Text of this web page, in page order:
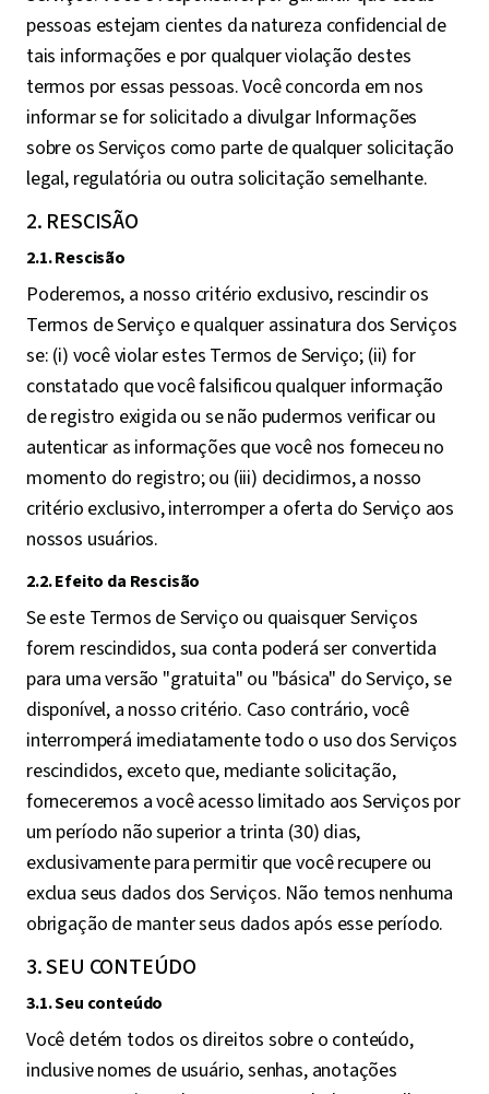
pessoas estejam cientes da natureza confidencial de
tais informações e por qualquer violação destes
termos por essas pessoas. Você concorda em nos
informar se for solicitado a divulgar Informações
sobre os Serviços como parte de qualquer solicitação
legal, regulatória ou outra solicitação semelhante.
2. RESCISÃO
2.1. Rescisão
Poderemos, a nosso critério exclusivo, rescindir os
Termos de Serviço e qualquer assinatura dos Serviços
se: (i) você violar estes Termos de Serviço; (ii) for
constatado que você falsificou qualquer informação
de registro exigida ou se não pudermos verificar ou
autenticar as informações que você nos forneceu no
momento do registro; ou (iii) decidirmos, a nosso
critério exclusivo, interromper a oferta do Serviço aos
nossos usuários.
2.2. Efeito da Rescisão
Se este Termos de Serviço ou quaisquer Serviços
forem rescindidos, sua conta poderá ser convertida
para uma versão "gratuita" ou "básica" do Serviço, se
disponível, a nosso critério. Caso contrário, você
interromperá imediatamente todo o uso dos Serviços
rescindidos, exceto que, mediante solicitação,
forneceremos a você acesso limitado aos Serviços por
um período não superior a trinta (30) dias,
exclusivamente para permitir que você recupere ou
exclua seus dados dos Serviços. Não temos nenhuma
obrigação de manter seus dados após esse período.
3. SEU CONTEÚDO
3.1. Seu conteúdo
Você detém todos os direitos sobre o conteúdo,
inclusive nomes de usuário, senhas, anotações